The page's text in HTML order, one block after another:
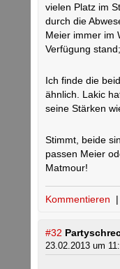
vielen Platz im
durch die
Meier immer im
Verfügung
Ich finde die
ähnlich. Lakic
seine Stärken
Stimmt, beide
passen Meier
Matmour!
Kommentieren |
#32
23.02.2013 um